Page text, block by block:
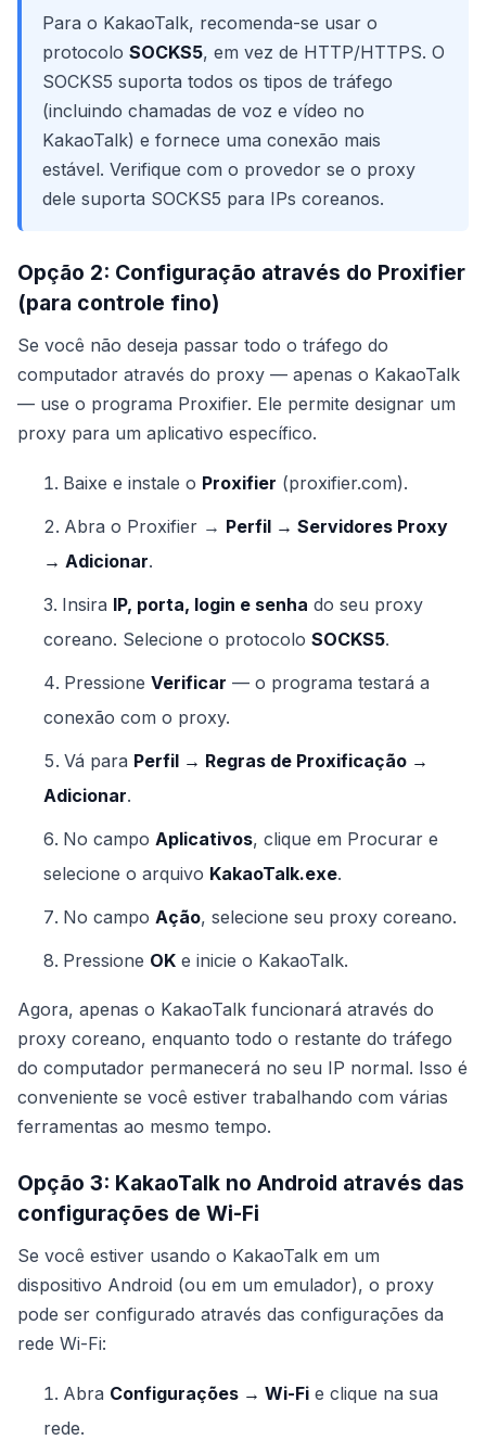
Para o KakaoTalk, recomenda-se usar o
protocoloSOCKS5, em vez de HTTP/HTTPS. O
SOCKS5 suporta todos os tipos de tráfego
(incluindo chamadas de voz e vídeo no
KakaoTalk) e fornece uma conexão mais
estável. Verifique com o provedor se o proxy
dele suporta SOCKS5 para IPs coreanos.
Opção 2: Configuração através do Proxifier
(para controle fino)
Se você não deseja passar todo o tráfego do
computador através do proxy — apenas o KakaoTalk
— use o programa Proxifier. Ele permite designar um
proxy para um aplicativo específico.
Baixe e instale o Proxifier (proxifier.com).
Abra o Proxifier → Perfil → Servidores Proxy
→ Adicionar.
Insira IP, porta, login e senha do seu proxy
coreano. Selecione o protocolo SOCKS5.
Pressione Verificar — o programa testará a
conexão com o proxy.
Vá para Perfil → Regras de Proxificação →
Adicionar.
No campo Aplicativos, clique em Procurar e
selecione o arquivo KakaoTalk.exe.
No campo Ação, selecione seu proxy coreano.
Pressione OK e inicie o KakaoTalk.
Agora, apenas o KakaoTalk funcionará através do
proxy coreano, enquanto todo o restante do tráfego
do computador permanecerá no seu IP normal. Isso é
conveniente se você estiver trabalhando com várias
ferramentas ao mesmo tempo.
Opção 3: KakaoTalk no Android através das
configurações de Wi-Fi
Se você estiver usando o KakaoTalk em um
dispositivo Android (ou em um emulador), o proxy
pode ser configurado através das configurações da
rede Wi-Fi:
Abra Configurações → Wi-Fi e clique na sua
rede.